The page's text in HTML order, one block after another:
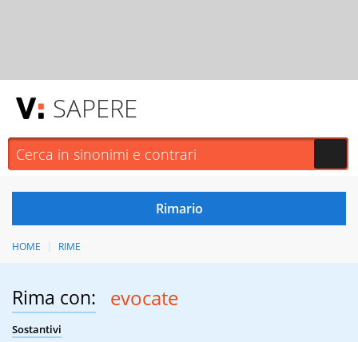
SAPERE
HOME RIME
Rima con: evocate
Sostantivi